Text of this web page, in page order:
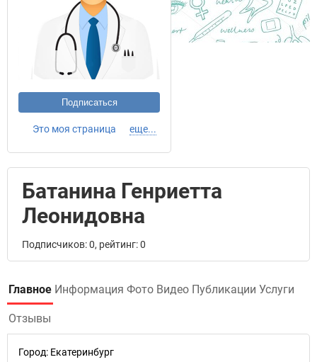
Подписаться
Это моя страница еще...
Батанина Генриетта
Леонидовна
Подписчиков: 0, рейтинг: 0
Главное Информация Фото Видео Публикации Услуги
Отзывы
Город: Екатеринбург